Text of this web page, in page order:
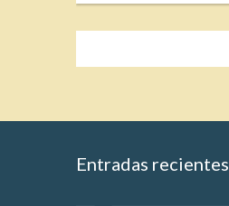
Entradas recientes